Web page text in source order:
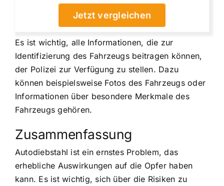
Jetzt vergleichen
Es ist wichtig, alle Informationen, die zur
Identifizierung des Fahrzeugs beitragen können,
der Polizei zur Verfügung zu stellen. Dazu
können beispielsweise Fotos des Fahrzeugs oder
Informationen über besondere Merkmale des
Fahrzeugs gehören.
Zusammenfassung
Autodiebstahl ist ein ernstes Problem, das
erhebliche Auswirkungen auf die Opfer haben
kann. Es ist wichtig, sich über die Risiken zu